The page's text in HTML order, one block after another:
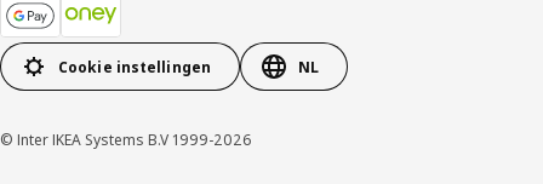
Cookie instellingen NL
© Inter IKEA Systems B.V 1999-2026